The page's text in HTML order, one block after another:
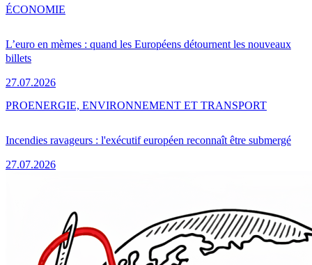
L’euro en mèmes : quand les Européens détournent les nouveaux
billets
27.07.2026
ÉCONOMIE
Incendies ravageurs : l'exécutif européen reconnaît être submergé
27.07.2026
PROENERGIE, ENVIRONNEMENT ET TRANSPORT